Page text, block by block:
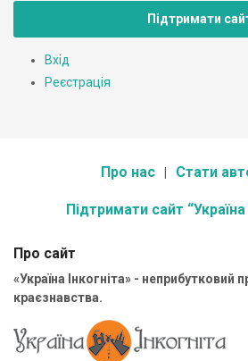
Підтримати
Вхід
Реєстрація
Про нас Стати
Підтримати сайт “Україна
Про сайт
«Україна Інкогніта» - неприбутковий
краєзнавства.